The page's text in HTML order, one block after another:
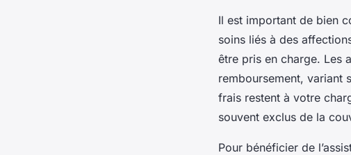
Il est important de bien
soins liés à des
être pris en charge. Les
remboursement, variant
frais restent à votre
souvent exclus de la
Pour bénéficier de